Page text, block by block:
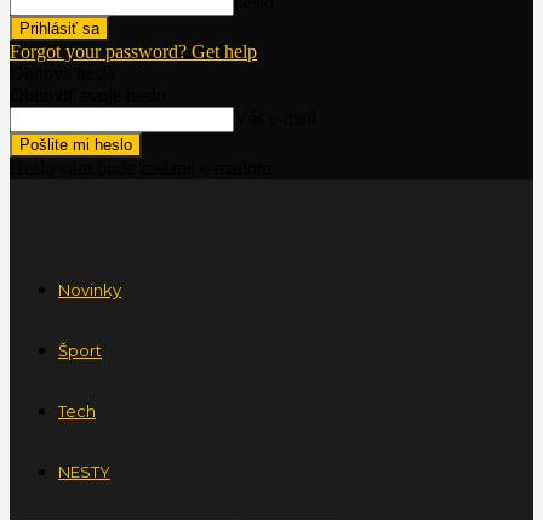
Forgot your password? Get help
Novinky
Šport
Tech
NESTY